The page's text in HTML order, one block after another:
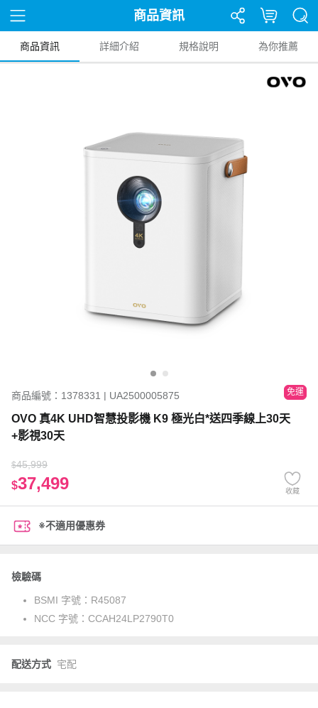
商品資訊
商品資訊 詳細介紹 規格說明 為你推薦
商品編號：1378331 | UA2500005875 免運
OVO 真4K UHD智慧投影機 K9 極光白*送四季線上30天
+影視30天
$45,999
$37,499 收藏
※不適用優惠券
檢驗碼
BSMI 字號： R45087
NCC 字號： CCAH24LP2790T0
配送方式 宅配